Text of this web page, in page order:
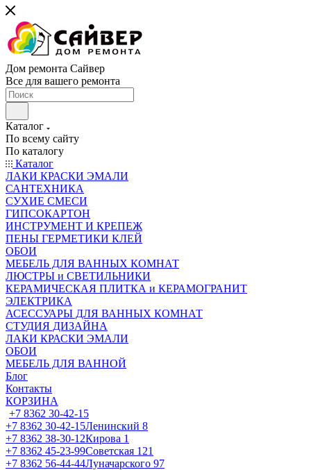
Дом ремонта Сайвер
Все для вашего ремонта
Каталог
По всему сайту
По каталогу
Каталог
ЛАКИ КРАСКИ ЭМАЛИ
САНТЕХНИКА
СУХИЕ СМЕСИ
ГИПСОКАРТОН
ИНСТРУМЕНТ И КРЕПЕЖ
ПЕНЫ ГЕРМЕТИКИ КЛЕЙ
ОБОИ
МЕБЕЛЬ ДЛЯ ВАННЫХ КОМНАТ
ЛЮСТРЫ и СВЕТИЛЬНИКИ
КЕРАМИЧЕСКАЯ ПЛИТКА и КЕРАМОГРАНИТ
ЭЛЕКТРИКА
АСЕССУАРЫ ДЛЯ ВАННЫХ КОМНАТ
СТУДИЯ ДИЗАЙНА
ЛАКИ КРАСКИ ЭМАЛИ
ОБОИ
МЕБЕЛЬ ДЛЯ ВАННОЙ
Блог
Контакты
КОРЗИНА
+7 8362 30-42-15
+7 8362 30-42-15Ленинский 8
+7 8362 38-30-12Кирова 1
+7 8362 45-23-99Советская 121
+7 8362 56-44-44Луначарского 97